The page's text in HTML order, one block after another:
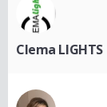
Clema LIGHTS